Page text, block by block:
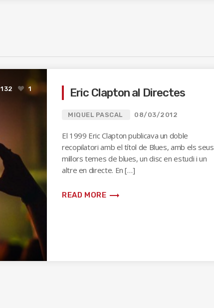
132 1 Eric Clapton al Directes
MIQUEL PASCAL 08/03/2012
El 1999 Eric Clapton publicava un doble
recopilatori amb el títol de Blues, amb els seus
millors temes de blues, un disc en estudi i un
altre en directe. En […]
READ MORE trending_flat